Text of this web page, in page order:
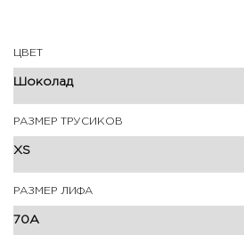
ЦВЕТ
РАЗМЕР ТРУСИКОВ
РАЗМЕР ЛИФА